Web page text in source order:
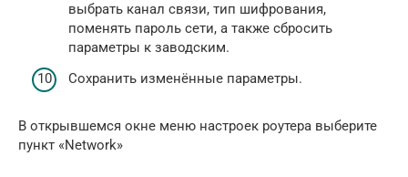
выбрать канал связи, тип шифрования,
поменять пароль сети, а также сбросить
параметры к заводским.
Сохранить изменённые параметры.
В открывшемся окне меню настроек роутера выберите
пункт «Network»